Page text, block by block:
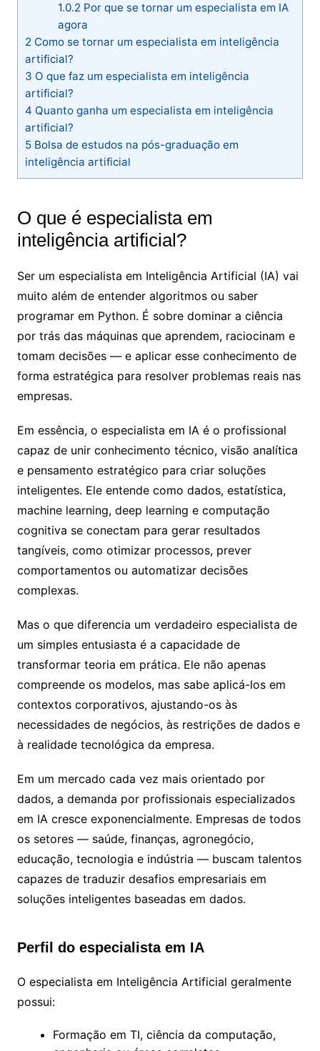
1.0.2 Por que se tornar um especialista em IA
agora
2 Como se tornar um especialista em inteligência
artificial​?
3 O que faz um especialista em inteligência
artificial?
4 Quanto ganha um especialista em inteligência
artificial​?
5Bolsa de estudos na pós-graduação em
inteligência artificial​
O que é especialista em
inteligência artificial​?
Ser um especialista em Inteligência Artificial (IA) vai
muito além de entender algoritmos ou saber
programar em Python. É sobre dominar a ciência
por trás das máquinas que aprendem, raciocinam e
tomam decisões — e aplicar esse conhecimento de
forma estratégica para resolver problemas reais nas
empresas.
Em essência, o especialista em IA é o profissional
capaz de unir conhecimento técnico, visão analítica
e pensamento estratégico para criar soluções
inteligentes. Ele entende como dados, estatística,
machine learning, deep learning e computação
cognitiva se conectam para gerar resultados
tangíveis, como otimizar processos, prever
comportamentos ou automatizar decisões
complexas.
Mas o que diferencia um verdadeiro especialista de
um simples entusiasta é a capacidade de
transformar teoria em prática. Ele não apenas
compreende os modelos, mas sabe aplicá-los em
contextos corporativos, ajustando-os às
necessidades de negócios, às restrições de dados e
à realidade tecnológica da empresa.
Em um mercado cada vez mais orientado por
dados, a demanda por profissionais especializados
em IA cresce exponencialmente. Empresas de todos
os setores — saúde, finanças, agronegócio,
educação, tecnologia e indústria — buscam talentos
capazes de traduzir desafios empresariais em
soluções inteligentes baseadas em dados.
Perfil do especialista em IA
O especialista em Inteligência Artificial geralmente
possui:
Formação em TI, ciência da computação,